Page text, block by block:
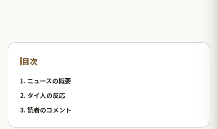
目次
1. ニュースの概要
2. タイ人の反応
3. 読者のコメント